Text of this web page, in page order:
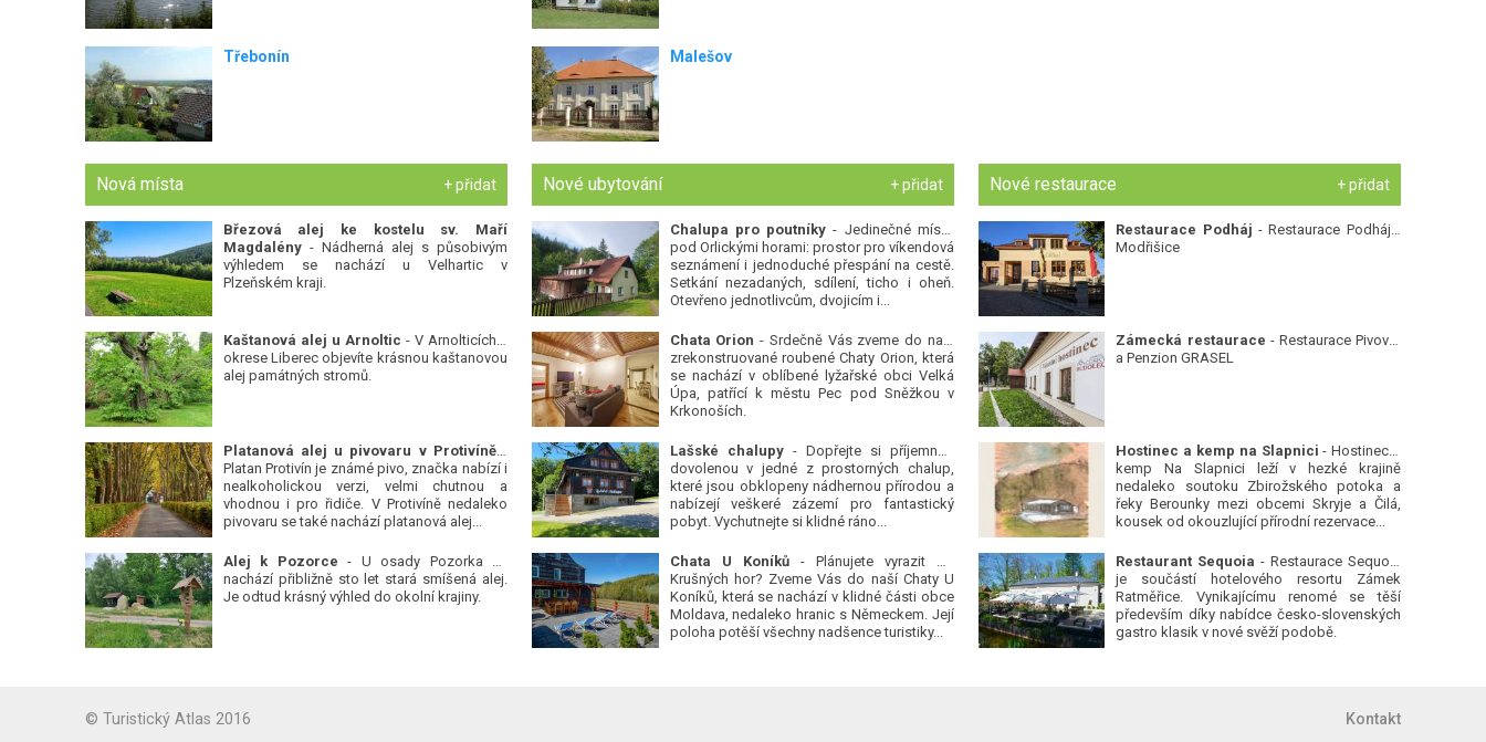
Malešov
Třebonín
Nová místa + přidat
Březová alej ke kostelu sv. Maří
Magdalény- Nádherná alej s působivým
výhledem se nachází u Velhartic v
Plzeňském kraji.
Kaštanová alej u Arnoltic - V Arnolticích v
okrese Liberec objevíte krásnou kaštanovou
alej památných stromů.
Platanová alej u pivovaru v Protivíně-
Platan Protivín je známé pivo, značka nabízí i
nealkoholickou verzi, velmi chutnou a
vhodnou i pro řidiče. V Protivíně nedaleko
pivovaru se také nachází platanová alej...
Alej k Pozorce - U osady Pozorka se
nachází přibližně sto let stará smíšená alej.
Je odtud krásný výhled do okolní krajiny.
Nové ubytování + přidat
Chalupa pro poutníky - Jedinečné místo
pod Orlickými horami: prostor pro víkendová
seznámení i jednoduché přespání na cestě.
Setkání nezadaných, sdílení, ticho i oheň.
Otevřeno jednotlivcům, dvojicím i...
Chata Orion - Srdečně Vás zveme do naší
zrekonstruované roubené Chaty Orion, která
se nachází v oblíbené lyžařské obci Velká
Úpa, patřící k městu Pec pod Sněžkou v
Krkonoších.
Lašské chalupy- Dopřejte si příjemnou
dovolenou v jedné z prostorných chalup,
které jsou obklopeny nádhernou přírodou a
nabízejí veškeré zázemí pro fantastický
pobyt. Vychutnejte si klidné ráno...
Chata U Koníků- Plánujete vyrazit do
Krušných hor? Zveme Vás do naší Chaty U
Koníků, která se nachází v klidné části obce
Moldava, nedaleko hranic s Německem. Její
poloha potěší všechny nadšence turistiky...
Nové restaurace + přidat
Restaurace Podháj - Restaurace Podháj -
Modřišice
Zámecká restaurace - Restaurace Pivovar
a Penzion GRASEL
Hostinec a kemp na Slapnici - Hostinec a
kemp Na Slapnici leží v hezké krajině
nedaleko soutoku Zbirožského potoka a
řeky Berounky mezi obcemi Skryje a Čilá,
kousek od okouzlující přírodní rezervace...
Restaurant Sequoia - Restaurace Sequoia
je součástí hotelového resortu Zámek
Ratměřice. Vynikajícímu renomé se těší
především díky nabídce česko-slovenských
gastro klasik v nové svěží podobě.
© Turistický Atlas 2016 Kontakt